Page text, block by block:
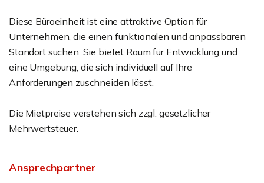
Diese Büroeinheit ist eine attraktive Option für
Unternehmen, die einen funktionalen und anpassbaren
Standort suchen. Sie bietet Raum für Entwicklung und
eine Umgebung, die sich individuell auf Ihre
Anforderungen zuschneiden lässt.
Die Mietpreise verstehen sich zzgl. gesetzlicher
Mehrwertsteuer.
Ansprechpartner